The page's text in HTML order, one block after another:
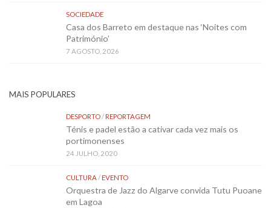
SOCIEDADE
Casa dos Barreto em destaque nas ‘Noites com
Património’
7 AGOSTO, 2026
MAIS POPULARES
DESPORTO/REPORTAGEM
Ténis e padel estão a cativar cada vez mais os
portimonenses
24 JULHO, 2020
CULTURA/EVENTO
Orquestra de Jazz do Algarve convida Tutu Puoane
em Lagoa